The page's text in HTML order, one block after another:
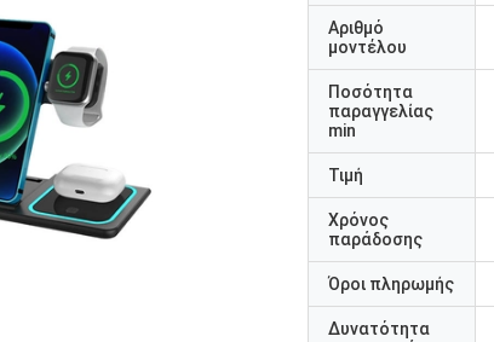
Αριθμό
μοντέλου
Ποσότητα
παραγγελίας
min
Τιμή
Χρόνος
παράδοσης
Όροι πληρωμής
Δυνατότητα